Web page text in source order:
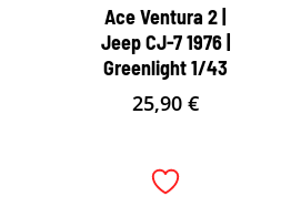
Ace Ventura 2 |
Jeep CJ-7 1976 |
Greenlight 1/43
25,90 €